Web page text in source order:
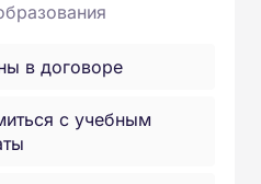
в договоре
с учебным